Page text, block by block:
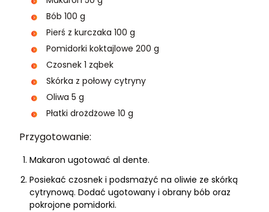
Bób 100 g
Pierś z kurczaka 100 g
Pomidorki koktajlowe 200 g
Czosnek 1 ząbek
Skórka z połowy cytryny
Oliwa 5 g
Płatki drożdżowe 10 g
Przygotowanie:
Makaron ugotować al dente.
Posiekać czosnek i podsmażyć na oliwie ze skórką
cytrynową. Dodać ugotowany i obrany bób oraz
pokrojone pomidorki.